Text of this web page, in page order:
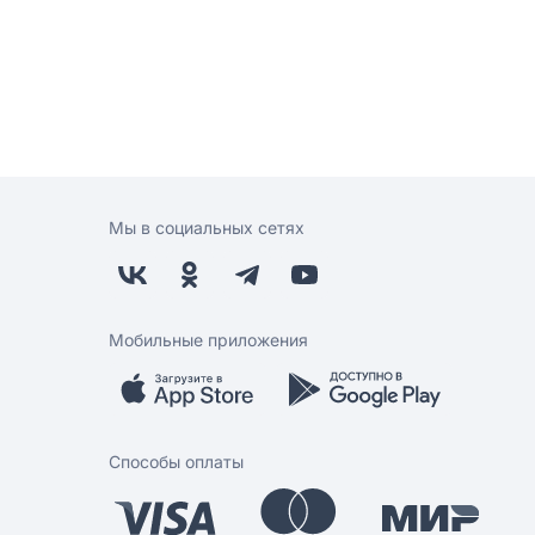
Мы в социальных сетях
Мобильные приложения
Способы оплаты